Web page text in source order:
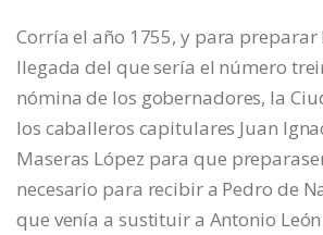
Corría el año 1755, y para preparar
llegada del que sería el número
nómina de los gobernadores, la
los caballeros capitulares Juan
Maseras López para que
necesario para recibir a Pedro de
que venía a sustituir a Antonio